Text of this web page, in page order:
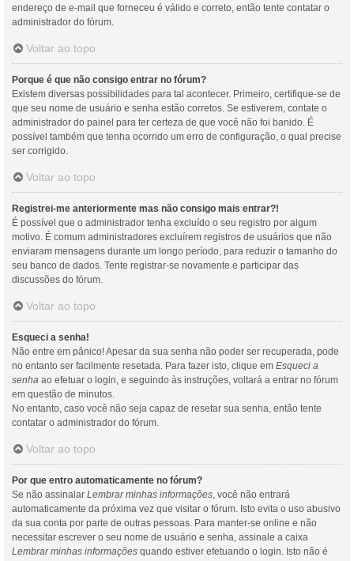
endereço de e-mail que forneceu é válido e correto, então tente contatar o
administrador do fórum.
Voltar ao topo
Porque é que não consigo entrar no fórum?
Existem diversas possibilidades para tal acontecer. Primeiro, certifique-se de
que seu nome de usuário e senha estão corretos. Se estiverem, contate o
administrador do painel para ter certeza de que você não foi banido. É
possível também que tenha ocorrido um erro de configuração, o qual precise
ser corrigido.
Voltar ao topo
Registrei-me anteriormente mas não consigo mais entrar?!
É possível que o administrador tenha excluído o seu registro por algum
motivo. É comum administradores excluírem registros de usuários que não
enviaram mensagens durante um longo período, para reduzir o tamanho do
seu banco de dados. Tente registrar-se novamente e participar das
discussões do fórum.
Voltar ao topo
Esqueci a senha!
Não entre em pânico! Apesar da sua senha não poder ser recuperada, pode
no entanto ser facilmente resetada. Para fazer isto, clique em Esqueci a
senha ao efetuar o login, e seguindo às instruções, voltará a entrar no fórum
em questão de minutos.
No entanto, caso você não seja capaz de resetar sua senha, então tente
contatar o administrador do fórum.
Voltar ao topo
Por que entro automaticamente no fórum?
Se não assinalar Lembrar minhas informações, você não entrará
automaticamente da próxima vez que visitar o fórum. Isto evita o uso abusivo
da sua conta por parte de outras pessoas. Para manter-se online e não
necessitar escrever o seu nome de usuário e senha, assinale a caixa
Lembrar minhas informações quando estiver efetuando o login. Isto não é